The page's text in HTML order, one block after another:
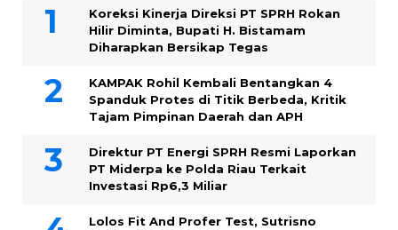
Koreksi Kinerja Direksi PT SPRH Rokan
Hilir Diminta, Bupati H. Bistamam
Diharapkan Bersikap Tegas
KAMPAK Rohil Kembali Bentangkan 4
Spanduk Protes di Titik Berbeda, Kritik
Tajam Pimpinan Daerah dan APH
Direktur PT Energi SPRH Resmi Laporkan
PT Miderpa ke Polda Riau Terkait
Investasi Rp6,3 Miliar
Lolos Fit And Profer Test, Sutrisno